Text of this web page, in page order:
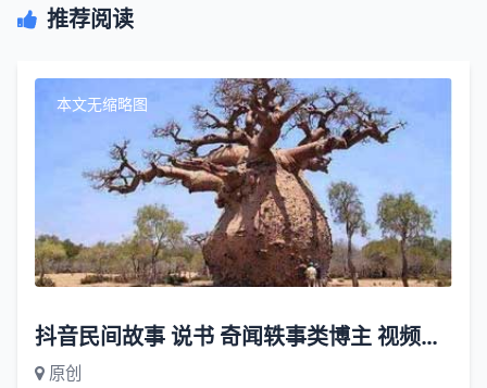
推荐阅读
本文无缩略图
抖音民间故事 说书 奇闻轶事类博主 视频是如何赚钱的？
原创